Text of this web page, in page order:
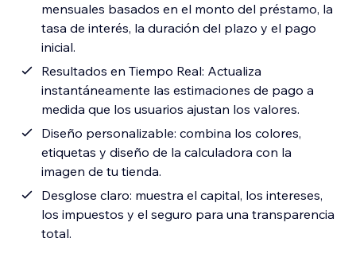
mensuales basados en el monto del préstamo, la
tasa de interés, la duración del plazo y el pago
inicial.
Resultados en Tiempo Real: Actualiza
instantáneamente las estimaciones de pago a
medida que los usuarios ajustan los valores.
Diseño personalizable: combina los colores,
etiquetas y diseño de la calculadora con la
imagen de tu tienda.
Desglose claro: muestra el capital, los intereses,
los impuestos y el seguro para una transparencia
total.